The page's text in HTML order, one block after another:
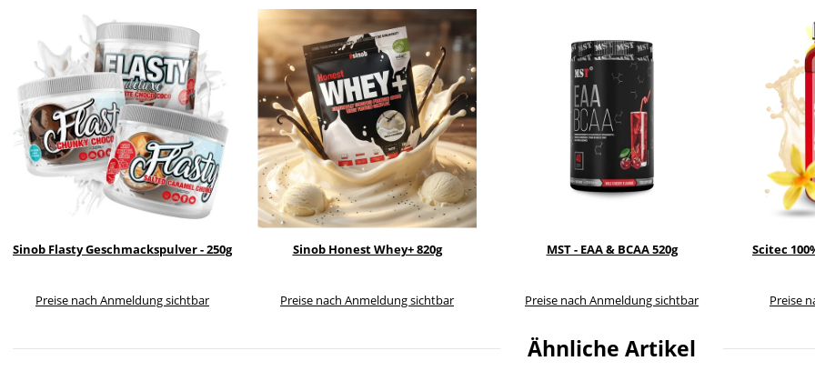
Sinob Flasty Geschmackspulver - 250g
Preise nach Anmeldung sichtbar
Sinob Honest Whey+ 820g
Preise nach Anmeldung sichtbar
MST - EAA & BCAA 520g
Preise nach Anmeldung sichtbar
Scitec
Preise
Ähnliche Artikel